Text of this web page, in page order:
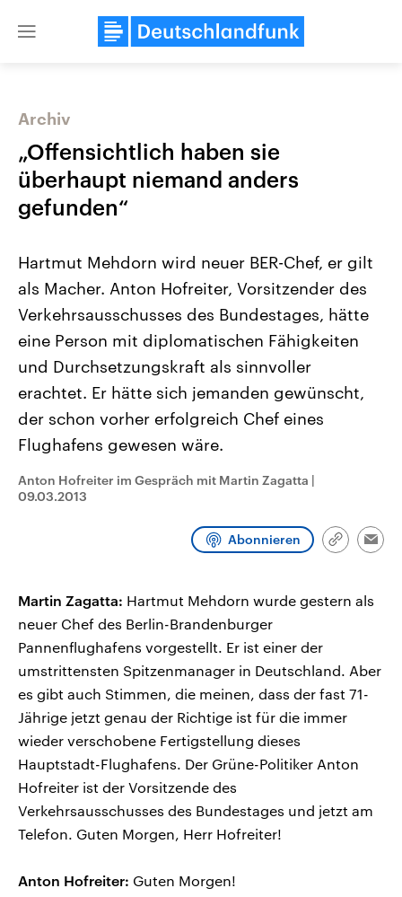
Close
Landtagswahl Sachsen-Anhalt
Alle Informationen
September 2026 einen neuen
Landtag. Seit 2021 wird das
Bundesland von einer Koalition aus
CDU, SPD und FDP regiert.-
Umfragen, Prognosen,
Wahlprogramme, aktuelle Berichte
und Hintergründe zu den Parteien
Wahl.
USA
Aktuelle Beiträge,
Hintergründe
gehören die Vereinigten
den mächtigsten Ländern
mit großem Einfluss auf
aktuelle Weltgeschehen.
Sendungen Programm
Audio-Archiv
Archiv
„Offensichtlich haben sie
überhaupt niemand anders
gefunden“
Hartmut Mehdorn wird neuer BER-Chef, er gilt
als Macher. Anton Hofreiter, Vorsitzender des
Verkehrsausschusses des Bundestages, hätte
eine Person mit diplomatischen Fähigkeiten
und Durchsetzungskraft als sinnvoller
erachtet. Er hätte sich jemanden gewünscht,
der schon vorher erfolgreich Chef eines
Flughafens gewesen wäre.
Anton Hofreiter im Gespräch mit Martin Zagatta |
09.03.2013
Abonnieren
Link
Martin Zagatta: Hartmut Mehdorn wurde gestern als
neuer Chef des Berlin-Brandenburger
Pannenflughafens vorgestellt. Er ist einer der
umstrittensten Spitzenmanager in Deutschland. Aber
es gibt auch Stimmen, die meinen, dass der fast 71-
Jährige jetzt genau der Richtige ist für die immer
wieder verschobene Fertigstellung dieses
Hauptstadt-Flughafens. Der Grüne-Politiker Anton
Hofreiter ist der Vorsitzende des
Verkehrsausschusses des Bundestages und jetzt am
Telefon. Guten Morgen, Herr Hofreiter!
Anton Hofreiter: Guten Morgen!